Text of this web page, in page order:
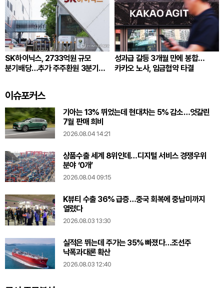
SK하이닉스, 2733억원 규모
분기배당…추가 주주환원 3분기
성과급 갈등 3개월 만에 봉합…
카카오 노사, 임금협약 타결
이슈포커스
기아는 13% 뛰었는데 현대차는 5% 감소…엇갈린
7월 판매 희비
2026.08.04 14:21
상품수출 세계 8위인데…디지털 서비스 경쟁우위
분야 ‘0개’
2026.08.04 09:15
K뷰티 수출 36% 급증…중국 회복에 중남미까지
열렸다
2026.08.03 13:30
실적은 뛰는데 주가는 35% 빠졌다…조선주
낙폭과대론 확산
2026.08.03 12:40